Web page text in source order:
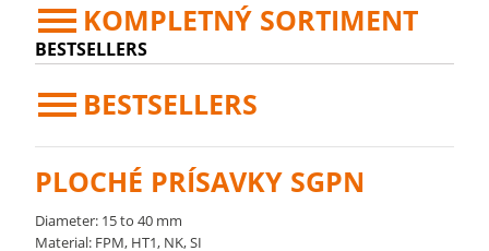
KOMPLETNÝ SORTIMENT
BESTSELLERS
BESTSELLERS
PLOCHÉ PRÍSAVKY SGPN
Diameter: 15 to 40 mm
Material: FPM, HT1, NK, SI